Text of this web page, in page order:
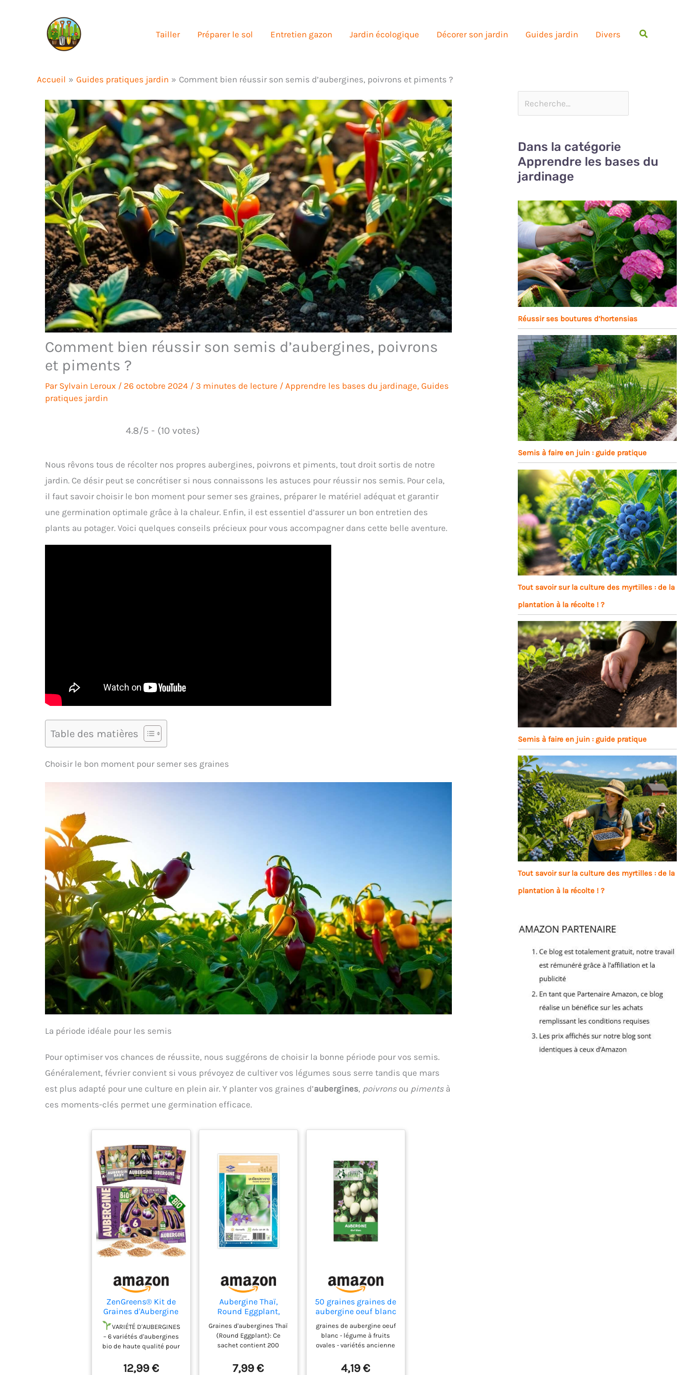
Tailler Préparer le sol Entretien gazon Jardin écologique Décorer son jardin Guides jardin Divers
Accueil Guides pratiques jardin Comment bien réussir son semis d’aubergines, poivrons et piments ?
Comment bien réussir son semis d’aubergines, poivrons
et piments ?
Par Sylvain Leroux / 26 octobre 2024 / 3 minutes de lecture / Apprendre les bases du jardinage, Guides
pratiques jardin
4.8/5 - (10 votes)
Nous rêvons tous de récolter nos propres aubergines, poivrons et piments, tout droit sortis de notre
jardin. Ce désir peut se concrétiser si nous connaissons les astuces pour réussir nos semis. Pour cela,
il faut savoir choisir le bon moment pour semer ses graines, préparer le matériel adéquat et garantir
une germination optimale grâce à la chaleur. Enfin, il est essentiel d’assurer un bon entretien des
plants au potager. Voici quelques conseils précieux pour vous accompagner dans cette belle aventure.
Table des matières
Choisir le bon moment pour semer ses graines
La période idéale pour les semis
Pour optimiser vos chances de réussite, nous suggérons de choisir la bonne période pour vos semis.
Généralement, février convient si vous prévoyez de cultiver vos légumes sous serre tandis que mars
est plus adapté pour une culture en plein air. Y planter vos graines d’aubergines, poivrons ou piments à
ces moments-clés permet une germination efficace.
ZenGreens® Kit de
Graines d'Aubergine
bio - 6 variétés
anciennes -
Semences
VARIÉTÉ D'AUBERGINES
– 6 variétés d'aubergines
bio de haute qualité pour
CULTURE FACILE – Que
12,99 €
Aubergine Thaï,
Round Eggplant,
Graines de légumes –
Sachet de 200
Graines, Aubergines
Thaïlandais CHIA TAI
Graines d'aubergines Thaï
(Round Eggplant): Ce
sachet contient 200
pour cultiver facilement
7,99 €
50 graines graines de
aubergine oeuf blanc
- légume à fruits
ovales - variétés
ancienne
graines de aubergine oeuf
blanc - légume à fruits
ovales - variétés ancienne
4,19 €
Dans la catégorie
Apprendre les bases du
jardinage
Réussir ses boutures d’hortensias
Semis à faire en juin : guide pratique
Tout savoir sur la culture des myrtilles : de la
plantation à la récolte ! ?
Semis à faire en juin : guide pratique
Tout savoir sur la culture des myrtilles : de la
plantation à la récolte ! ?